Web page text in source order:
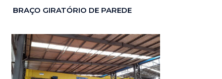
BRAÇO GIRATÓRIO DE PAREDE